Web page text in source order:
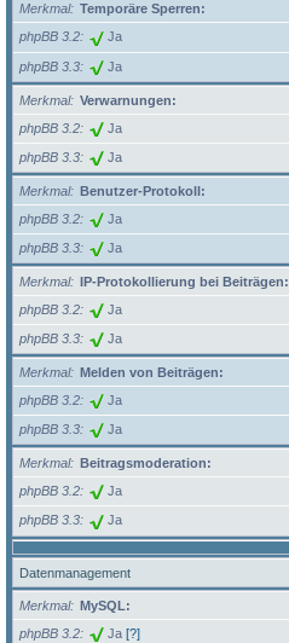
Merkmal
Temporäre Sperren:
phpBB 3.2
Ja
phpBB 3.3 Ja
Merkmal
Verwarnungen:
phpBB 3.2
Ja
phpBB 3.3 Ja
Merkmal
Benutzer-Protokoll:
phpBB 3.2
Ja
phpBB 3.3 Ja
Merkmal
IP-Protokollierung bei Beiträgen:
phpBB 3.2
Ja
phpBB 3.3 Ja
Merkmal
Melden von Beiträgen:
phpBB 3.2
Ja
phpBB 3.3 Ja
Merkmal
Beitragsmoderation:
phpBB 3.2
Ja
phpBB 3.3 Ja
Datenmanagement
Merkmal
MySQL:
phpBB 3.2
Ja [?]